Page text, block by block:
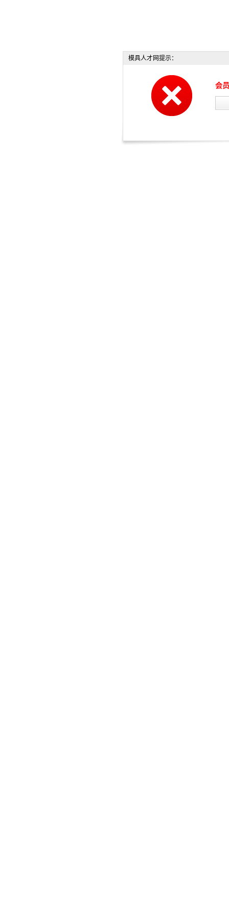
模具人才网提示：
会